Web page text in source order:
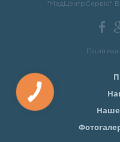
"МедЦентрСервіс"
Політика
Наше